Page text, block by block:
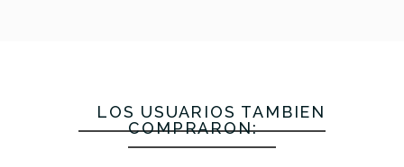
LOS USUARIOS TAMBIÉN
COMPRARON: